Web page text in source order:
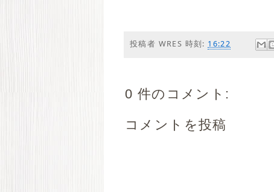
投稿者 WRES 時刻: 16:22
0 件のコメント:
コメントを投稿